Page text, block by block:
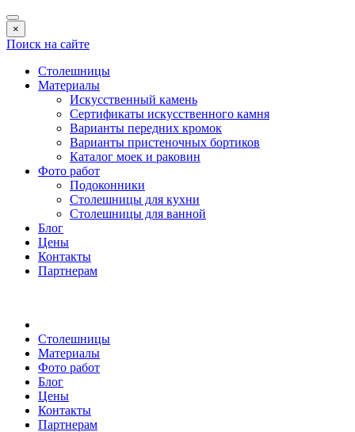
×
Поиск на сайте
Столешницы
Материалы
Искусственный камень
Сертификаты искусственного камня
Варианты передних кромок
Варианты пристеночных бортиков
Каталог моек и раковин
Фото работ
Подоконники
Столешницы для кухни
Столешницы для ванной
Блог
Цены
Контакты
Партнерам
Столешницы
Материалы
Фото работ
Блог
Цены
Контакты
Партнерам